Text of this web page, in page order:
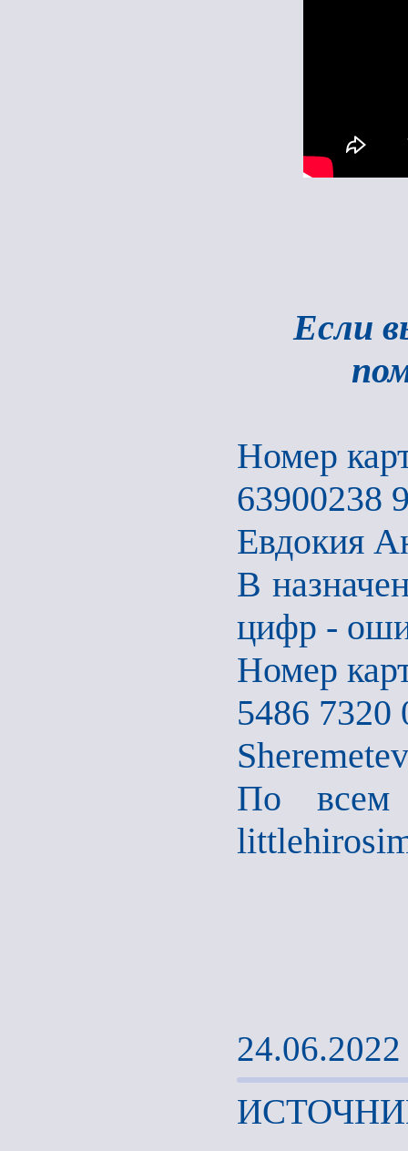
Если
Номер
63900238
Евдокия
В
цифр -
Номер
5486 7320
По всем